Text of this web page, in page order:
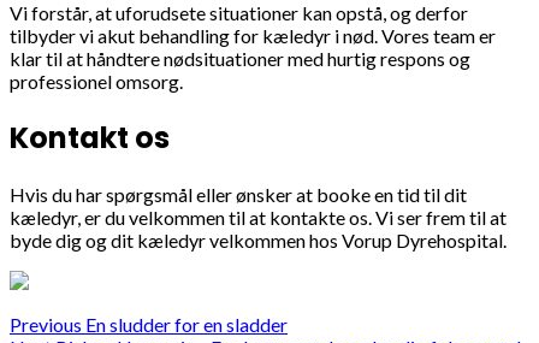
Vi forstår, at uforudsete situationer kan opstå, og derfor
tilbyder vi akut behandling for kæledyr i nød. Vores team er
klar til at håndtere nødsituationer med hurtig respons og
professionel omsorg.
Kontakt os
Hvis du har spørgsmål eller ønsker at booke en tid til dit
kæledyr, er du velkommen til at kontakte os. Vi ser frem til at
byde dig og dit kæledyr velkommen hos Vorup Dyrehospital.
Continue
Previous En sludder for en sladder